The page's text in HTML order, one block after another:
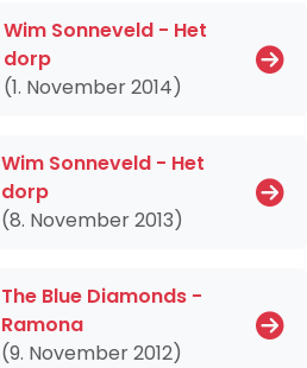
Wim Sonneveld - Het
dorp
(1. November 2014)
Wim Sonneveld - Het
dorp
(8. November 2013)
The Blue Diamonds -
Ramona
(9. November 2012)